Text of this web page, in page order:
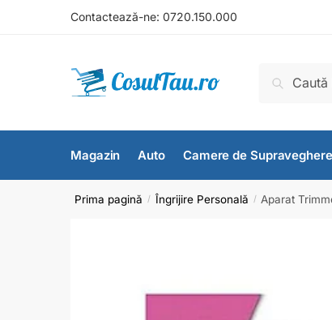
Contactează-ne: 0720.150.000
Caută
Magazin Auto Camere de Supraveghere
Prima pagină / Îngrijire Personală / Aparat